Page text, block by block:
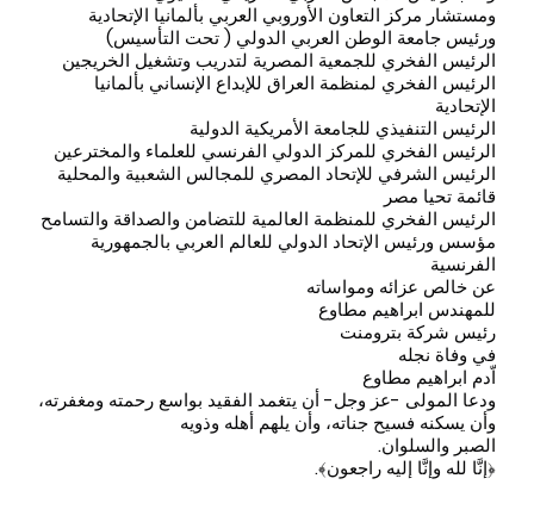
ومستشار مركز التعاون الأوروبي العربي بألمانيا الإتحادية
ورئيس جامعة الوطن العربي الدولي ( تحت التأسيس)
الرئيس الفخري للجمعية المصرية لتدريب وتشغيل الخريجين
الرئيس الفخري لمنظمة العراق للإبداع الإنساني بألمانيا
الإتحادية
الرئيس التنفيذي للجامعة الأمريكية الدولية
الرئيس الفخري للمركز الدولي الفرنسي للعلماء والمخترعين
الرئيس الشرفي للإتحاد المصري للمجالس الشعبية والمحلية
قائمة تحيا مصر
الرئيس الفخري للمنظمة العالمية للتضامن والصداقة والتسامح
مؤسس ورئيس الإتحاد الدولي للعالم العربي بالجمهورية
الفرنسية
عن خالص عزائه ومواساته
للمهندس ابراهيم مطاوع
رئيس شركة بترومنت
في وفاة نجله
اّدم ابراهيم مطاوع
ودعا المولى -عز وجل- أن يتغمد الفقيد بواسع رحمته ومغفرته،
وأن يسكنه فسيح جناته، وأن يلهم أهله وذويه
الصبر والسلوان.
﴿إنَّا لله وإنَّا إليه راجعون﴾.